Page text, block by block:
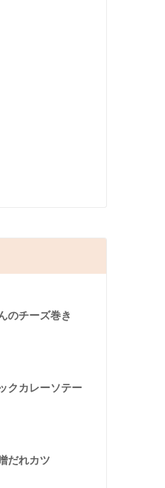
のチーズ巻き
クカレーソテー
だれカツ